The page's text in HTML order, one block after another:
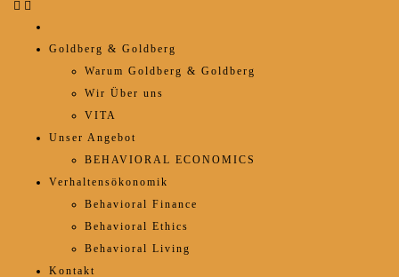
Goldberg & Goldberg
Warum Goldberg & Goldberg
Wir Über uns
VITA
Unser Angebot
BEHAVIORAL ECONOMICS
Verhaltensökonomik
Behavioral Finance
Behavioral Ethics
Behavioral Living
Kontakt